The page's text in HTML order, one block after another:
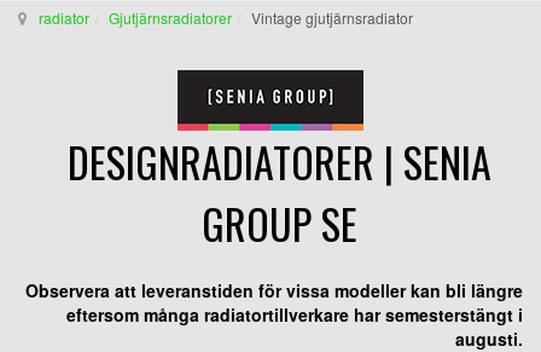
radiator Gjutjärnsradiatorer Vintage gjutjärnsradiator
DESIGNRADIATORER | SENIA
GROUP SE
Observera att leveranstiden för vissa modeller kan bli längre
eftersom många radiatortillverkare har semesterstängt i
augusti.